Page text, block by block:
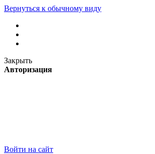
Вернуться к обычному виду
Закрыть
Авторизация
Войти на сайт